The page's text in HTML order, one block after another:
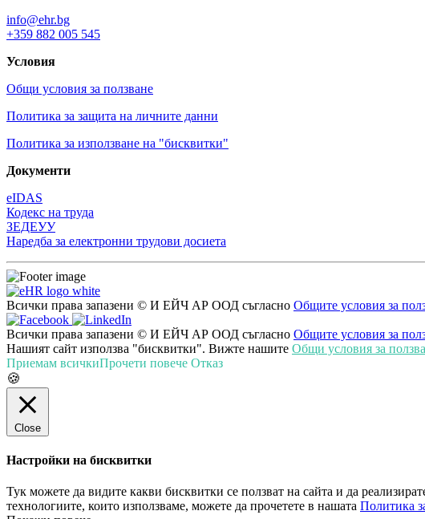
info@ehr.bg
+359 882 005 545
Условия
Общи условия за ползване
Политика за защита на личните данни
Политика за използване на "бисквитки"
Документи
eIDAS
Кодекс на труда
ЗЕДЕУУ
Наредба за електронни трудови досиета
Всички права запазени © И ЕЙЧ АР ООД съгласно Общите условия за
Всички права запазени © И ЕЙЧ АР ООД съгласно Общите условия за
Нашият сайт използва "бисквитки". Вижте нашите Общи условия за
Приемам всичкиПрочети повече Отказ
🍪
Close
Настройки на бисквитки
Тук можете да видите какви бисквитки се ползват на сайта и да
технологиите, които използваме, можете да прочетете в нашата Политика